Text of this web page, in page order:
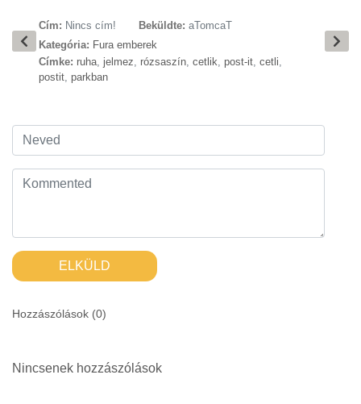
Cím: Nincs cím! Beküldte: aTomcaT
Kategória: Fura emberek
Címke: ruha, jelmez, rózsaszín, cetlik, post-it, cetli,
postit, parkban
ELKÜLD
Hozzászólások (0)
Nincsenek hozzászólások